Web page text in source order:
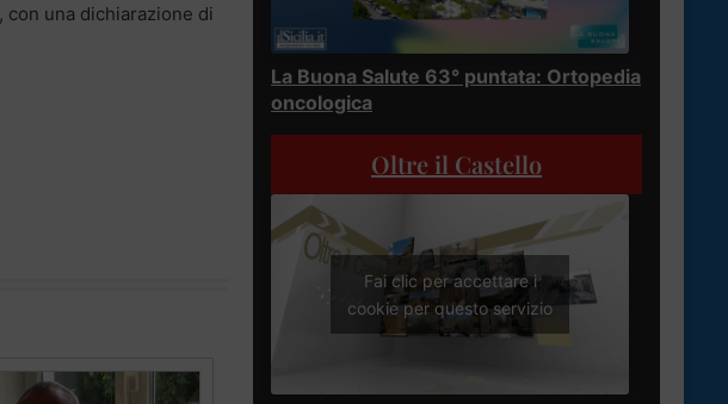
, con una dichiarazione di
La Buona Salute 63° puntata: Ortopedia
oncologica
Oltre il Castello
Fai clic per accettare i
cookie per questo servizio